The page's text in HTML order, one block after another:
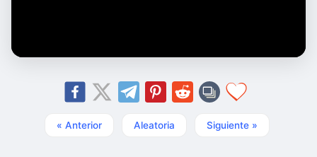
« Anterior Aleatoria Siguiente »